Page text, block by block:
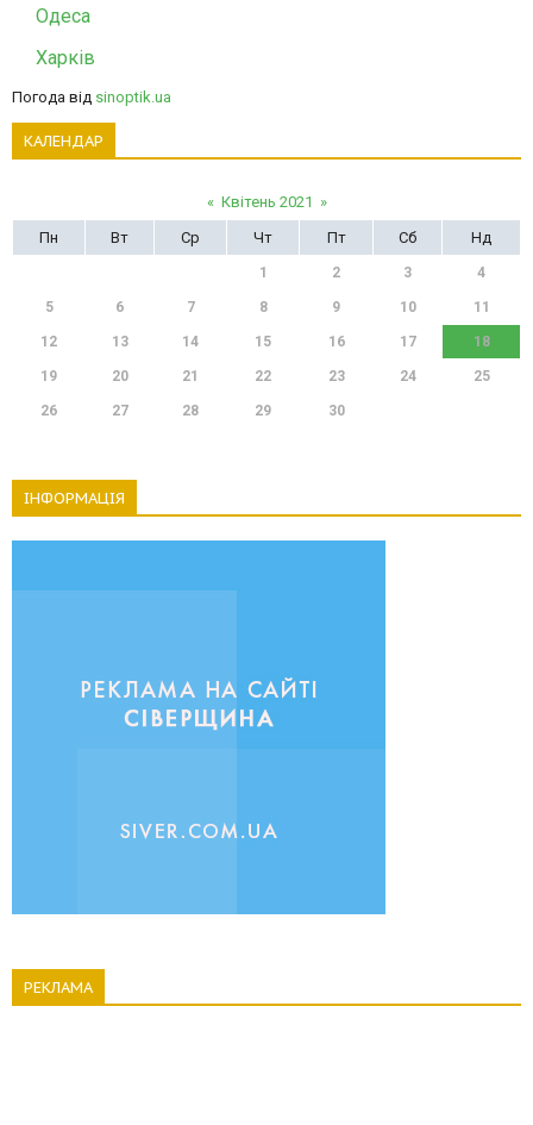
Одеса
Харків
Погода від sinoptik.ua
КАЛЕНДАР
« Квітень 2021 »
Пн
Вт Ср Чт Пт Сб Нд
1 2 3 4
5 6 7 8 9 10 11
12 13 14 15 16 17 18
19 20 21 22 23 24 25
26 27 28 29 30
ІНФОРМАЦІЯ
РЕКЛАМА